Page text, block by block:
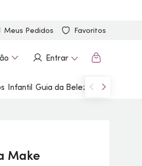
Meus Pedidos Favoritos
Entrar
Infantil Guia da Beleza Marcas
Make